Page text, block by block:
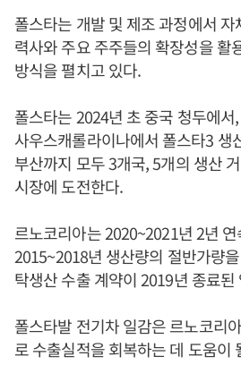
폴스타는 개발 및 제조 과정에서
력사와 주요 주주들의 확장성을 활
방식을 펼치고 있다.
폴스타는 2024년 초 중국 청두에
사우스캐롤라이나에서 폴스타3 생
부산까지 모두 3개국, 5개의 생산
시장에 도전한다.
르노코리아는 2020~2021년 2년
2015~2018년 생산량의 절반가량
탁생산 수출 계약이 2019년 종료된
폴스타발 전기차 일감은 르노코리
로 수출실적을 회복하는 데 도움이